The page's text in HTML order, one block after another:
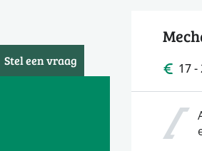
Stel een vraag
17 -